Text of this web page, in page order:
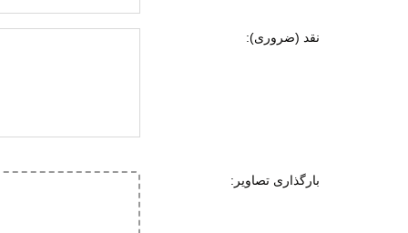
نقد (ضروری):
بارگذاری تصاویر: